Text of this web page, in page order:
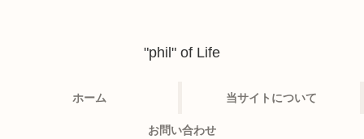
"phil" of Life
ホーム 当サイトについて
お問い合わせ